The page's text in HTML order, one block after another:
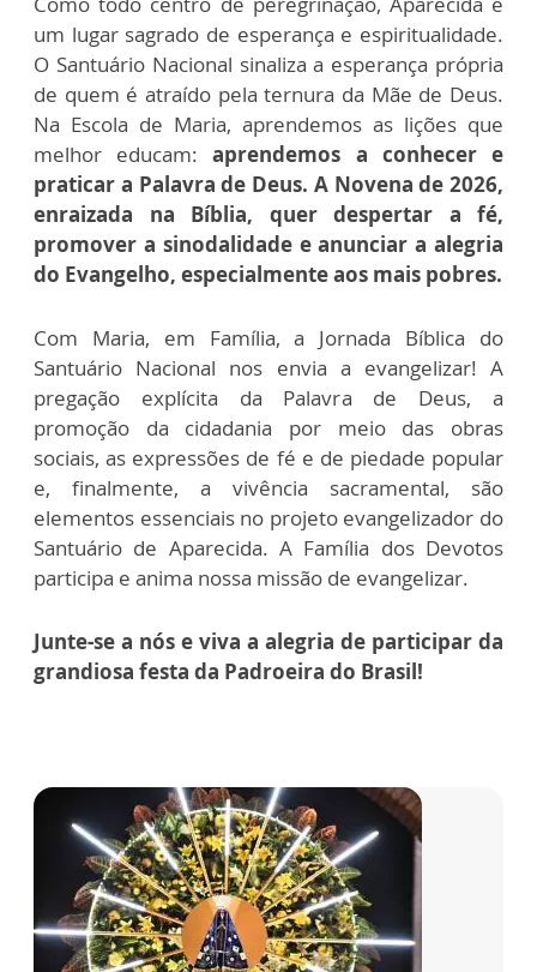
um lugar sagrado de esperança e espiritualidade.
O Santuário Nacional sinaliza a esperança própria
de quem é atraído pela ternura da Mãe de Deus.
Na Escola de Maria, aprendemos as lições que
melhor educam:aprendemos a conhecer e
praticar a Palavra de Deus. A Novena de 2026,
enraizada na Bíblia, quer despertar a fé,
promover a sinodalidade e anunciar a alegria
do Evangelho, especialmente aos mais pobres.
Com Maria, em Família, a Jornada Bíblica do
Santuário Nacional nos envia a evangelizar! A
pregação explícita da Palavra de Deus, a
promoção da cidadania por meio das obras
sociais, as expressões de fé e de piedade popular
e, finalmente, a vivência sacramental, são
elementos essenciais no projeto evangelizador do
Santuário de Aparecida. A Família dos Devotos
participa e anima nossa missão de evangelizar.
Junte-se a nós e viva a alegria de participar da
grandiosa festa da Padroeira do Brasil!